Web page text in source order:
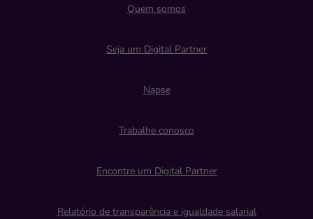
Quem somos
Seja um Digital Partner
Napse
Trabalhe conosco
Encontre um Digital Partner
Relatório de transparência e igualdade salarial